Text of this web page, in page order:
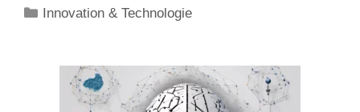
Kategorien
Innovation & Technologie